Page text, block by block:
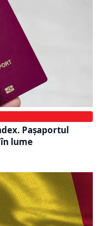
Pașaportul
lume